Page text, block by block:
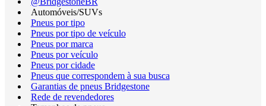
Automóveis/SUVs
Pneus por tipo
Pneus por tipo de veículo
Pneus por marca
Pneus por veículo
Pneus por cidade
Pneus que correspondem à sua busca
Garantias de pneus Bridgestone
Rede de revendedores